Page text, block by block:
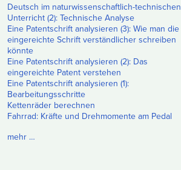
Deutsch im naturwissenschaftlich-technischen
Unterricht (2): Technische Analyse
Eine Patentschrift analysieren (3): Wie man die
eingereichte Schrift verständlicher schreiben
könnte
Eine Patentschrift analysieren (2): Das
eingereichte Patent verstehen
Eine Patentschrift analysieren (1):
Bearbeitungsschritte
Kettenräder berechnen
Fahrrad: Kräfte und Drehmomente am Pedal
mehr …